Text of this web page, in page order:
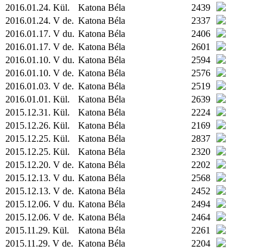
2016.01.24. Kül. Katona Béla
2439
2016.01.24. V de. Katona Béla
2337
2016.01.17. V du. Katona Béla
2406
2016.01.17. V de. Katona Béla
2601
2016.01.10. V du. Katona Béla
2594
2016.01.10. V de. Katona Béla
2576
2016.01.03. V de. Katona Béla
2519
2016.01.01. Kül. Katona Béla
2639
2015.12.31. Kül. Katona Béla
2224
2015.12.26. Kül. Katona Béla
2169
2015.12.25. Kül. Katona Béla
2837
2015.12.25. Kül. Katona Béla
2320
2015.12.20. V de. Katona Béla
2202
2015.12.13. V du. Katona Béla
2568
2015.12.13. V de. Katona Béla
2452
2015.12.06. V du. Katona Béla
2494
2015.12.06. V de. Katona Béla
2464
2015.11.29. Kül. Katona Béla
2261
2015.11.29. V de. Katona Béla
2204